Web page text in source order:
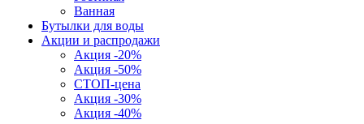
Ванная
Бутылки для воды
Акции и распродажи
Акция -20%
Акция -50%
СТОП-цена
Акция -30%
Акция -40%